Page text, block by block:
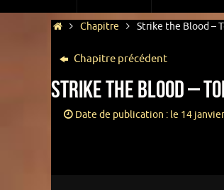
Chapitre Strike the Blood –
Chapitre précédent
Strike the Blood –
Date de publication : le 14